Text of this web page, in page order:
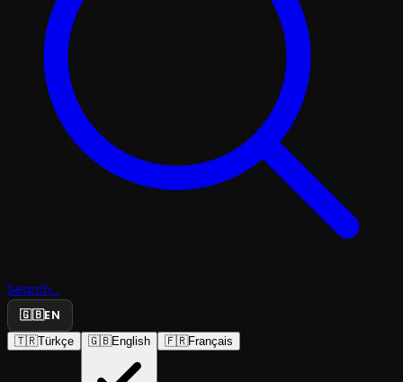
Search...
🇬🇧EN
🇹🇷Türkçe 🇬🇧English 🇫🇷Français